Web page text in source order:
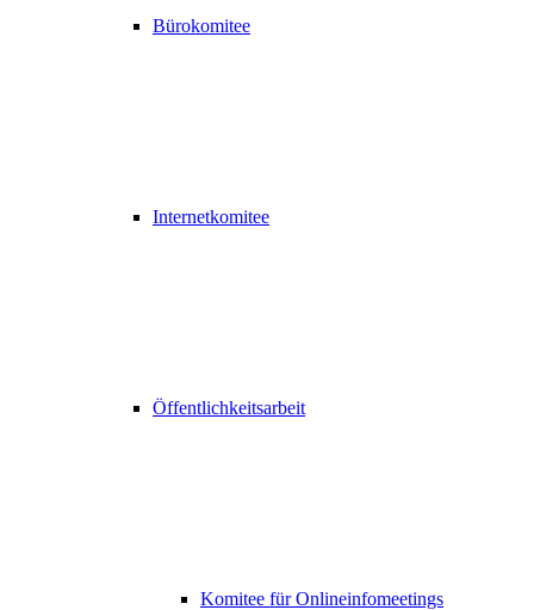
Bürokomitee
Internetkomitee
Öffentlichkeitsarbeit
Komitee für Onlineinfomeetings